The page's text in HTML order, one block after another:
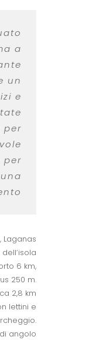
a
un
e
per
per
Laganas
6 km,
250 m.
2,8 km
lettini e
angolo